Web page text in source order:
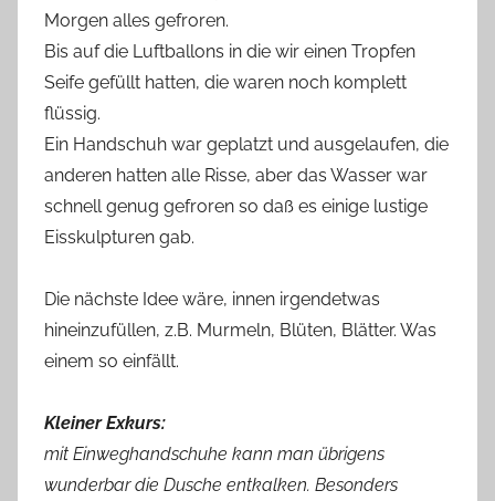
Morgen alles gefroren.
Bis auf die Luftballons in die wir einen Tropfen
Seife gefüllt hatten, die waren noch komplett
flüssig.
Ein Handschuh war geplatzt und ausgelaufen, die
anderen hatten alle Risse, aber das Wasser war
schnell genug gefroren so daß es einige lustige
Eisskulpturen gab.
Die nächste Idee wäre, innen irgendetwas
hineinzufüllen, z.B. Murmeln, Blüten, Blätter. Was
einem so einfällt.
Kleiner Exkurs:
mit Einweghandschuhe kann man übrigens
wunderbardie Dusche entkalken. Besonders